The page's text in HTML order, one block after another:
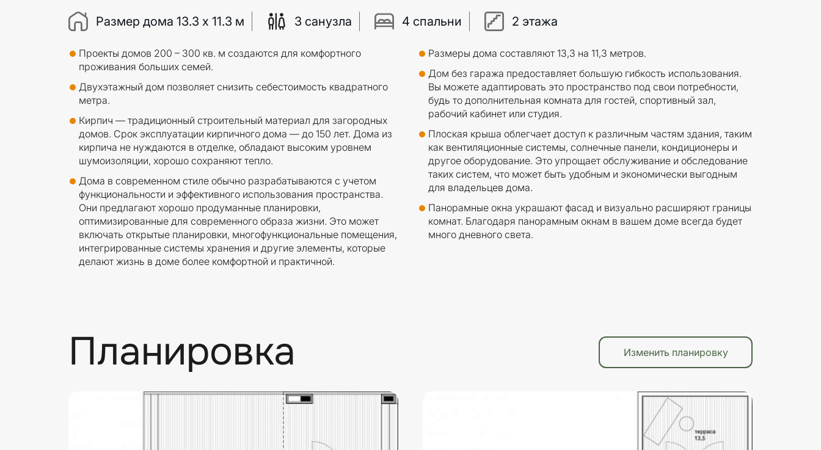
Размер дома 13.3 x 11.3 м 3 санузла 4 спальни 2 этажа
Проекты домов 200 – 300 кв. м создаются для комфортного
проживания больших семей.
Двухэтажный дом позволяет снизить себестоимость квадратного
метра.
Кирпич — традиционный строительный материал для загородных
домов. Срок эксплуатации кирпичного дома — до 150 лет. Дома из
кирпича не нуждаются в отделке, обладают высоким уровнем
шумоизоляции, хорошо сохраняют тепло.
Дома в современном стиле обычно разрабатываются с учетом
функциональности и эффективного использования пространства.
Они предлагают хорошо продуманные планировки,
оптимизированные для современного образа жизни. Это может
включать открытые планировки, многофункциональные помещения,
интегрированные системы хранения и другие элементы, которые
делают жизнь в доме более комфортной и практичной.
Размеры дома составляют 13,3 на 11,3 метров.
Дом без гаража предоставляет большую гибкость использования.
Вы можете адаптировать это пространство под свои потребности,
будь то дополнительная комната для гостей, спортивный зал,
рабочий кабинет или студия.
Плоская крыша облегчает доступ к различным частям здания, таким
как вентиляционные системы, солнечные панели, кондиционеры и
другое оборудование. Это упрощает обслуживание и обследование
таких систем, что может быть удобным и экономически выгодным
для владельцев дома.
Панорамные окна украшают фасад и визуально расширяют границы
комнат. Благодаря панорамным окнам в вашем доме всегда будет
много дневного света.
Планировка Изменить планировку